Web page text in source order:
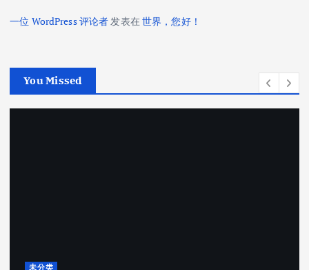
一位 WordPress 评论者发表在世界，您好！
You Missed
未分类